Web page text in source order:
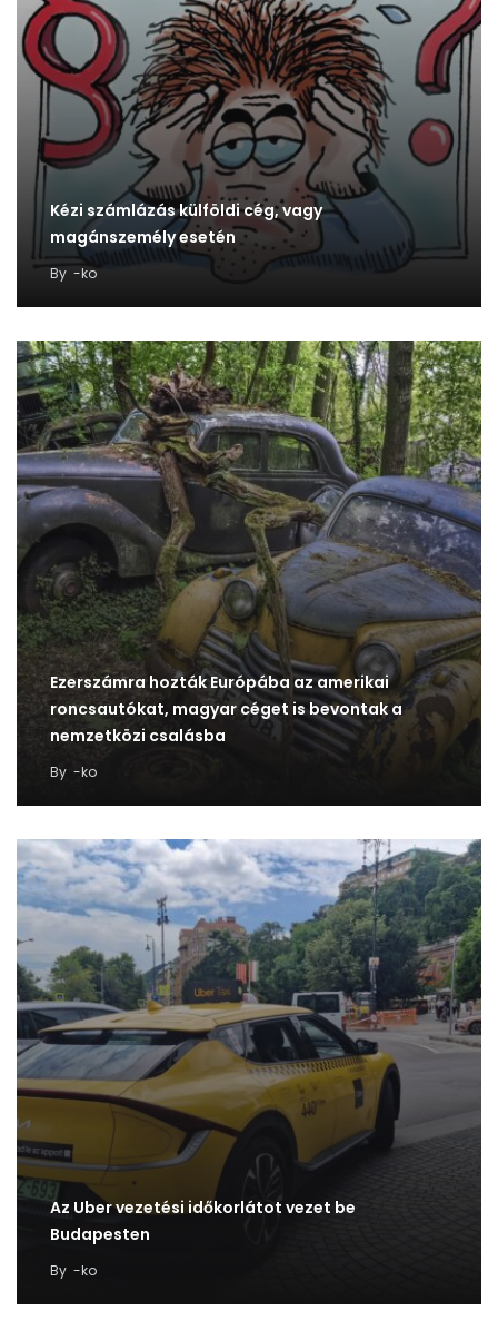
Kézi számlázás külföldi cég, vagy
magánszemély esetén
By -ko
Ezerszámra hozták Európába az amerikai
roncsautókat, magyar céget is bevontak a
nemzetközi csalásba
By -ko
Az Uber vezetési időkorlátot vezet be
Budapesten
By -ko